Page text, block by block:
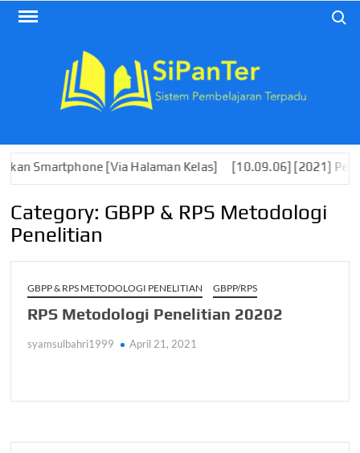
Skip
[Via Halaman Kelas] [10.09.06] [2021]
Category: GBPP & RPS Metodologi
Penelitian
GBPP & RPS METODOLOGI PENELITIAN GBPP/RPS
RPS Metodologi Penelitian 20202
syamsulbahri1999 April 21, 2021